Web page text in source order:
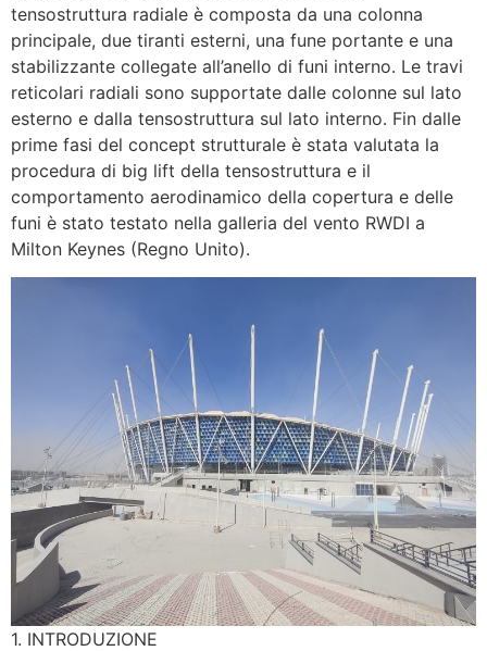
tensostruttura radiale è composta da una colonna
principale, due tiranti esterni, una fune portante e una
stabilizzante collegate all’anello di funi interno. Le travi
reticolari radiali sono supportate dalle colonne sul lato
esterno e dalla tensostruttura sul lato interno. Fin dalle
prime fasi del concept strutturale è stata valutata la
procedura di big lift della tensostruttura e il
comportamento aerodinamico della copertura e delle
funi è stato testato nella galleria del vento RWDI a
Milton Keynes (Regno Unito).
1. INTRODUZIONE